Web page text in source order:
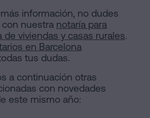
información, no dudes
nuestra notaría para
de viviendas y casas rurales.
en Barcelona
tus dudas.
a continuación otras
con novedades
este mismo año: